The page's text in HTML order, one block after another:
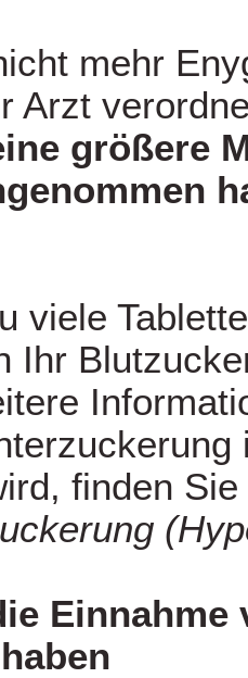
mehr
Arzt
größere
viele
Ihr
finden
Einnahme